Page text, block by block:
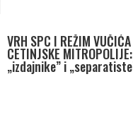
VRH SPC I REŽIM
CETINJSKE
„izdajnike” i